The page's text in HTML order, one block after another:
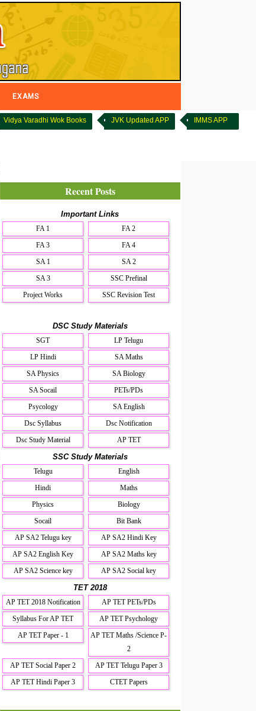
EXAMS
Vidya Varadhi Wok Books JVK Updated APP IMMS APP
Recent Posts
Important Links
FA 1
FA 2
FA 3
FA 4
SA 1
SA 2
SA 3
SSC Prefinal
Project Works
SSC Revision Test
DSC Study Materials
SGT
LP Telugu
LP Hindi
SA Maths
SA Physics
SA Biology
SA Socail
PETs/PDs
Psycology
SA English
Dsc Syllabus
Dsc Notification
Dsc Study Material
AP TET
SSC Study Materials
Telugu
English
Hindi
Maths
Physics
Biology
Socail
Bit Bank
AP SA2 Telugu key
AP SA2 Hindi Key
AP SA2 English Key
AP SA2 Maths key
AP SA2 Science key
AP SA2 Social key
TET 2018
AP TET 2018 Notification
AP TET PETs/PDs
Syllabus For AP TET
AP TET Psychology
AP TET Paper - 1
AP TET Maths /Science P-
2
AP TET Social Paper 2
AP TET Telugu Paper 3
AP TET Hindi Paper 3
CTET Papers